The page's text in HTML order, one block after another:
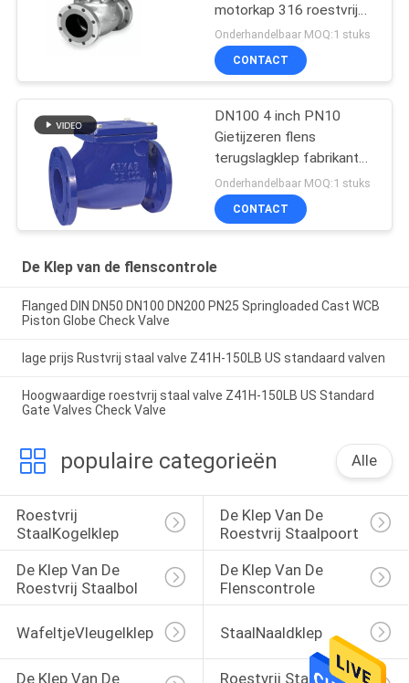
motorkap 316 roestvrij
staal swing check valve
Onderhandelbaar MOQ:1 stuks
CONTACT
DN100 4 inch PN10
Gietijzeren flens
terugslagklep fabrikant
met een concurrerende
prijs
Onderhandelbaar MOQ:1 stuks
CONTACT
De Klep van de flenscontrole
Flanged DIN DN50 DN100 DN200 PN25 Springloaded Cast WCB
Piston Globe Check Valve
lage prijs Rustvrij staal valve Z41H-150LB US standaard valven
Hoogwaardige roestvrij staal valve Z41H-150LB US Standard
Gate Valves Check Valve
populaire categorieën Alle
Roestvrij
StaalKogelklep
De Klep Van De
Roestvrij Staalpoort
De Klep Van De
Roestvrij Staalbol
De Klep Van De
Flenscontrole
WafeltjeVleugelklep StaalNaaldklep
De Klep Van De Roestvrij Staaly